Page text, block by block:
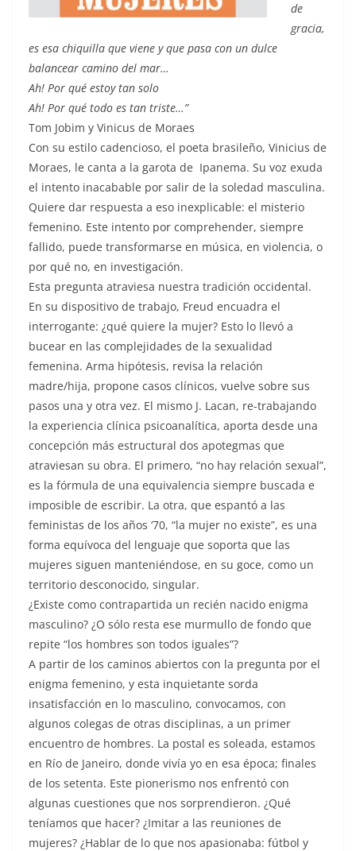
de
gracia,
es esa chiquilla que viene y que pasa con un dulce
balancear camino del mar…
Ah! Por qué estoy tan solo
Ah! Por qué todo es tan triste…”
Tom Jobim y Vinicus de Moraes
Con su estilo cadencioso, el poeta brasileño, Vinicius de
Moraes, le canta a la garota de Ipanema. Su voz exuda
el intento inacabable por salir de la soledad masculina.
Quiere dar respuesta a eso inexplicable: el misterio
femenino. Este intento por comprehender, siempre
fallido, puede transformarse en música, en violencia, o
por qué no, en investigación.
Esta pregunta atraviesa nuestra tradición occidental.
En su dispositivo de trabajo, Freud encuadra el
interrogante: ¿qué quiere la mujer? Esto lo llevó a
bucear en las complejidades de la sexualidad
femenina. Arma hipótesis, revisa la relación
madre/hija, propone casos clínicos, vuelve sobre sus
pasos una y otra vez. El mismo J. Lacan, re-trabajando
la experiencia clínica psicoanalítica, aporta desde una
concepción más estructural dos apotegmas que
atraviesan su obra. El primero, “no hay relación sexual”,
es la fórmula de una equivalencia siempre buscada e
imposible de escribir. La otra, que espantó a las
feministas de los años ‘70, “la mujer no existe”, es una
forma equívoca del lenguaje que soporta que las
mujeres siguen manteniéndose, en su goce, como un
territorio desconocido, singular.
¿Existe como contrapartida un recién nacido enigma
masculino? ¿O sólo resta ese murmullo de fondo que
repite “los hombres son todos iguales”?
A partir de los caminos abiertos con la pregunta por el
enigma femenino, y esta inquietante sorda
insatisfacción en lo masculino, convocamos, con
algunos colegas de otras disciplinas, a un primer
encuentro de hombres. La postal es soleada, estamos
en Río de Janeiro, donde vivía yo en esa época; finales
de los setenta. Este pionerismo nos enfrentó con
algunas cuestiones que nos sorprendieron. ¿Qué
teníamos que hacer? ¿Imitar a las reuniones de
mujeres? ¿Hablar de lo que nos apasionaba: fútbol y